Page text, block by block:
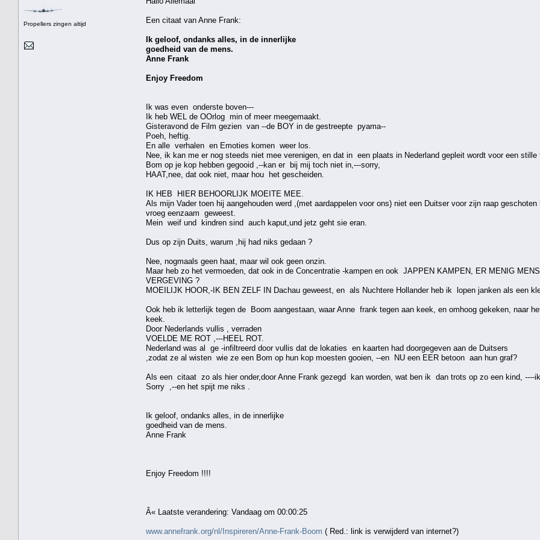
Propellers zingen altijd Een citaat van Anne Frank:
Ik geloof, ondanks alles, in de innerlijke
goedheid van de mens.
Anne Frank
Enjoy Freedom
Ik was even onderste boven---
Ik heb WEL de OOrlog min of meer meegemaakt.
Gisteravond de Film gezien van --de BOY in de gestreepte pyama--
Poeh, heftig.
En alle verhalen en Emoties komen weer los.
Nee, ik kan me er nog steeds niet mee verenigen, en dat in een plaats in Nederland gepleit wordt voor een
Bom op je kop hebben gegooid ,--kan er bij mij toch niet in,---sorry,
HAAT,nee, dat ook niet, maar hou het gescheiden.
IK HEB HIER BEHOORLIJK MOEITE MEE.
Als mijn Vader toen hij aangehouden werd ,(met aardappelen voor ons) niet een Duitser voor zijn raap
vroeg eenzaam geweest.
Mein weif und kindren sind auch kaput,und jetz geht sie eran.
Dus op zijn Duits, warum ,hij had niks gedaan ?
Nee, nogmaals geen haat, maar wil ook geen onzin.
Maar heb zo het vermoeden, dat ook in de Concentratie -kampen en ook JAPPEN KAMPEN, ER MENIG
VERGEVING ?
MOEILIJK HOOR,-IK BEN ZELF IN Dachau geweest, en als Nuchtere Hollander heb ik lopen janken als een
Ook heb ik letterlijk tegen de Boom aangestaan, waar Anne frank tegen aan keek, en omhoog gekeken, naar
keek.
Door Nederlands vullis , verraden
VOELDE ME ROT ,---HEEL ROT.
Nederland was al ge -infiltreerd door vullis dat de lokaties en kaarten had doorgegeven aan de Duitsers
,zodat ze al wisten wie ze een Bom op hun kop moesten gooien, --en NU een EER betoon aan hun graf?
Als een citaat zo als hier onder,door Anne Frank gezegd kan worden, wat ben ik dan trots op zo een kind, ----
Sorry ,--en het spijt me niks .
Ik geloof, ondanks alles, in de innerlijke
goedheid van de mens.
Anne Frank
Enjoy Freedom !!!!
Â« Laatste verandering: Vandaag om 00:00:25
www.annefrank.org/nl/Inspireren/Anne-Frank-Boom ( Red.: link is verwijderd van internet?)